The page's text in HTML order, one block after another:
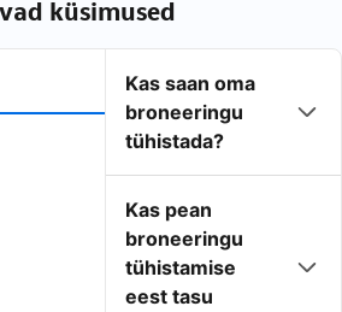
küsimused
Kas saan oma
broneeringu
tühistada?
Kas pean
broneeringu
tühistamise
eest tasu